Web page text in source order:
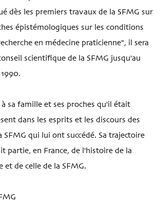
dès les premiers travaux de la SFMG sur
épistémologiques sur les conditions
en médecine praticienne", il sera
scientifique de la SFMG jusqu'au
sa famille et ses proches qu'il était
dans les esprits et les discours des
SFMG qui lui ont succédé. Sa trajectoire
partie, en France, de l'histoire de la
et de celle de la SFMG.